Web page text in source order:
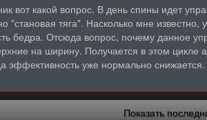
вот какой вопрос. В день спины идет
"становая тяга". Насколько мне
бедра. Отсюда вопрос, почему данное
на ширину. Получается в этом цикле
эффективность уже нормально
Показать